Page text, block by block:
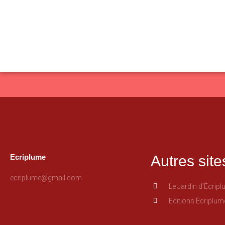
Ecriplume
ecriplume@gmail.com
Autres
Le Jardin
Editions